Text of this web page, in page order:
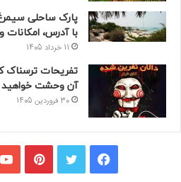
پارک ساحلی
با آدرس،
11 خرداد 1405
تفریحات ترسناک
آن وحشت خواهید
30 فروردین 1405
فیسبوکتوییتر